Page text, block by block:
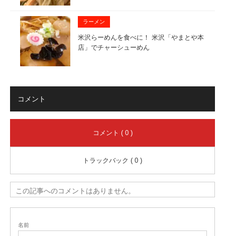
ラーメン
米沢らーめんを食べに！ 米沢「やまとや本
店」でチャーシューめん
コメント
コメント ( 0 )
トラックバック ( 0 )
この記事へのコメントはありません。
名前